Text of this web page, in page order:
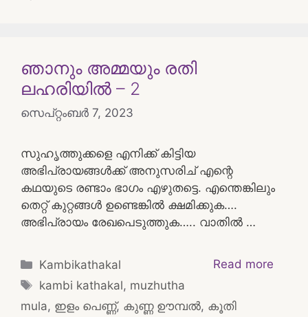
ഞാനും അമ്മയും രതി
ലഹരിയിൽ – 2
സെപ്റ്റംബർ 7, 2023
സുഹൃത്തുക്കളെ എനിക്ക് കിട്ടിയ
അഭിപ്രായങ്ങൾക്ക് അനുസരിച് എന്റെ
കഥയുടെ രണ്ടാം ഭാഗം എഴുതട്ടെ. എന്തെങ്കിലും
തെറ്റ് കുറ്റങ്ങൾ ഉണ്ടെങ്കിൽ ക്ഷമിക്കുക….
അഭിപ്രായം രേഖപെടുത്തുക….. വാതിൽ …
Read more
Categories
Kambikathakal
Tags
kambi kathakal, muzhutha
mula, ഇളം പെണ്ണ്, കുണ്ണ ഊമ്പൽ, കൂതി